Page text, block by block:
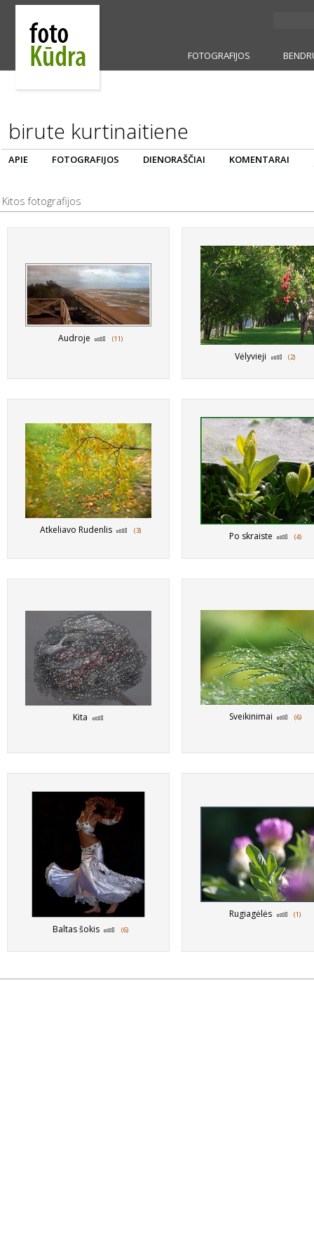
FOTOGRAFIJOS
birute kurtinaitiene
APIE FOTOGRAFIJOS DIENORAŠČIAI KOMENTARAI
Kitos fotografijos
Audroje (11)
Vėlyvieji (2)
Atkeliavo Rudenlis (3) Po skraiste (4)
Kita Sveikinimai (6)
Baltas šokis (6)
Rugiagėlės (1)